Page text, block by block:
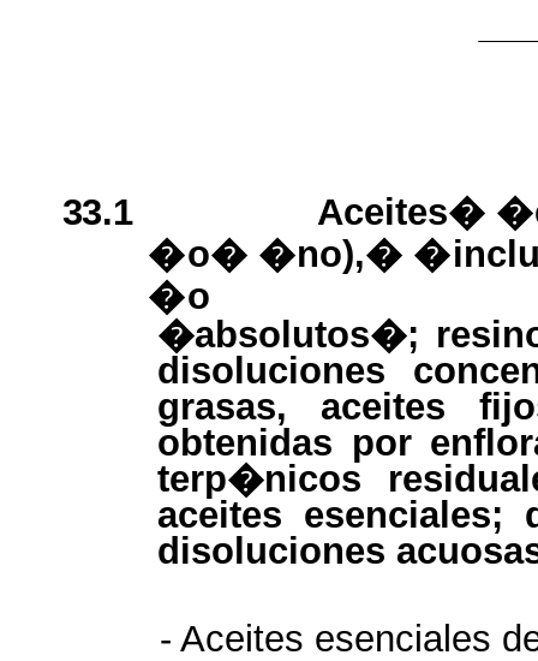
33.1 Aceites� �
�o� �no),� �
�o
�absolutos�;
disoluciones
grasas, aceites
obtenidas por
terp�nicos
aceites
disoluciones
- Aceites esenciales